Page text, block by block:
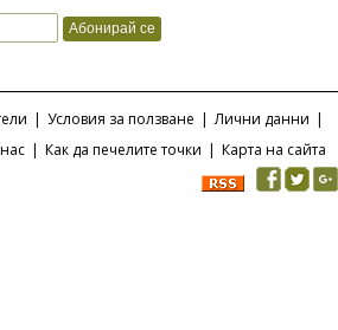
| Условия за ползване | Лични данни |
| Как да печелите точки | Карта на сайта